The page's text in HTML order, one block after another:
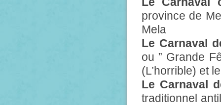
province de
Mela
Le Carnaval
ou ” Grande
(L’horrible) et
Le Carnaval
traditionnel